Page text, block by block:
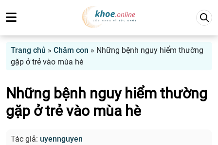
Trang chủ » Chăm con » Những bệnh nguy hiểm thường
gặp ở trẻ vào mùa hè
Những bệnh nguy hiểm thường
gặp ở trẻ vào mùa hè
Tác giả: uyennguyen